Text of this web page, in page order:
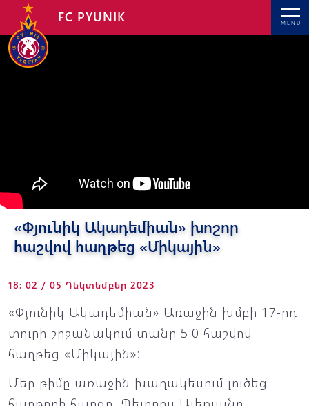
MENU
FC PYUNIK
«Փյունիկ Ակադեմիան» խոշոր
հաշվով հաղթեց «Միկային»
18: 02 / 05 Դեկտեմբեր 2023
«Փյունիկ Ակադեմիան» Առաջին խմբի 17-րդ
տուրի շրջանակում տանը 5:0 հաշվով
հաղթեց «Միկային»:
Մեր թիմը առաջին խաղակեսում լուծեց